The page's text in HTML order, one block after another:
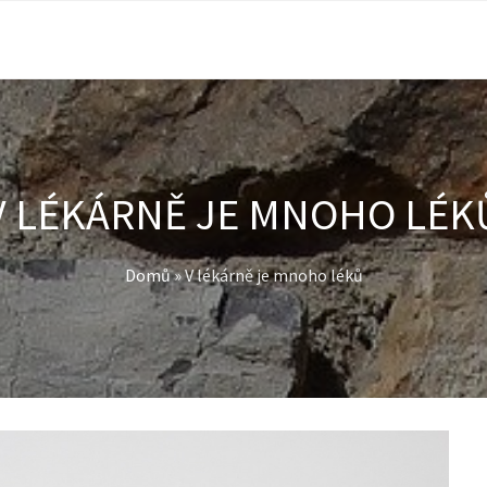
LÉKÁRNĚ JE MNOHO
Domů»V lékárně je mnoho léků